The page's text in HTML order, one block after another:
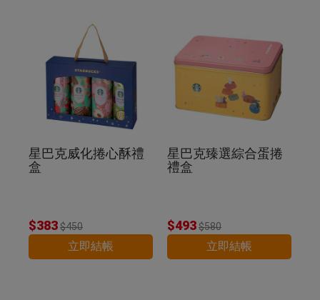
星巴克威化捲心酥禮
盒
$383$450
立即結帳
星巴克臻選綜合蛋捲
禮盒
$493$580
立即結帳